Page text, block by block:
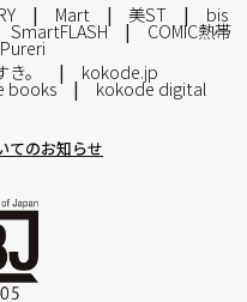
Mart 美ST bis
SmartFLASH COMIC熱帯
。 kokode.jp
books kokode digital
てのお知らせ